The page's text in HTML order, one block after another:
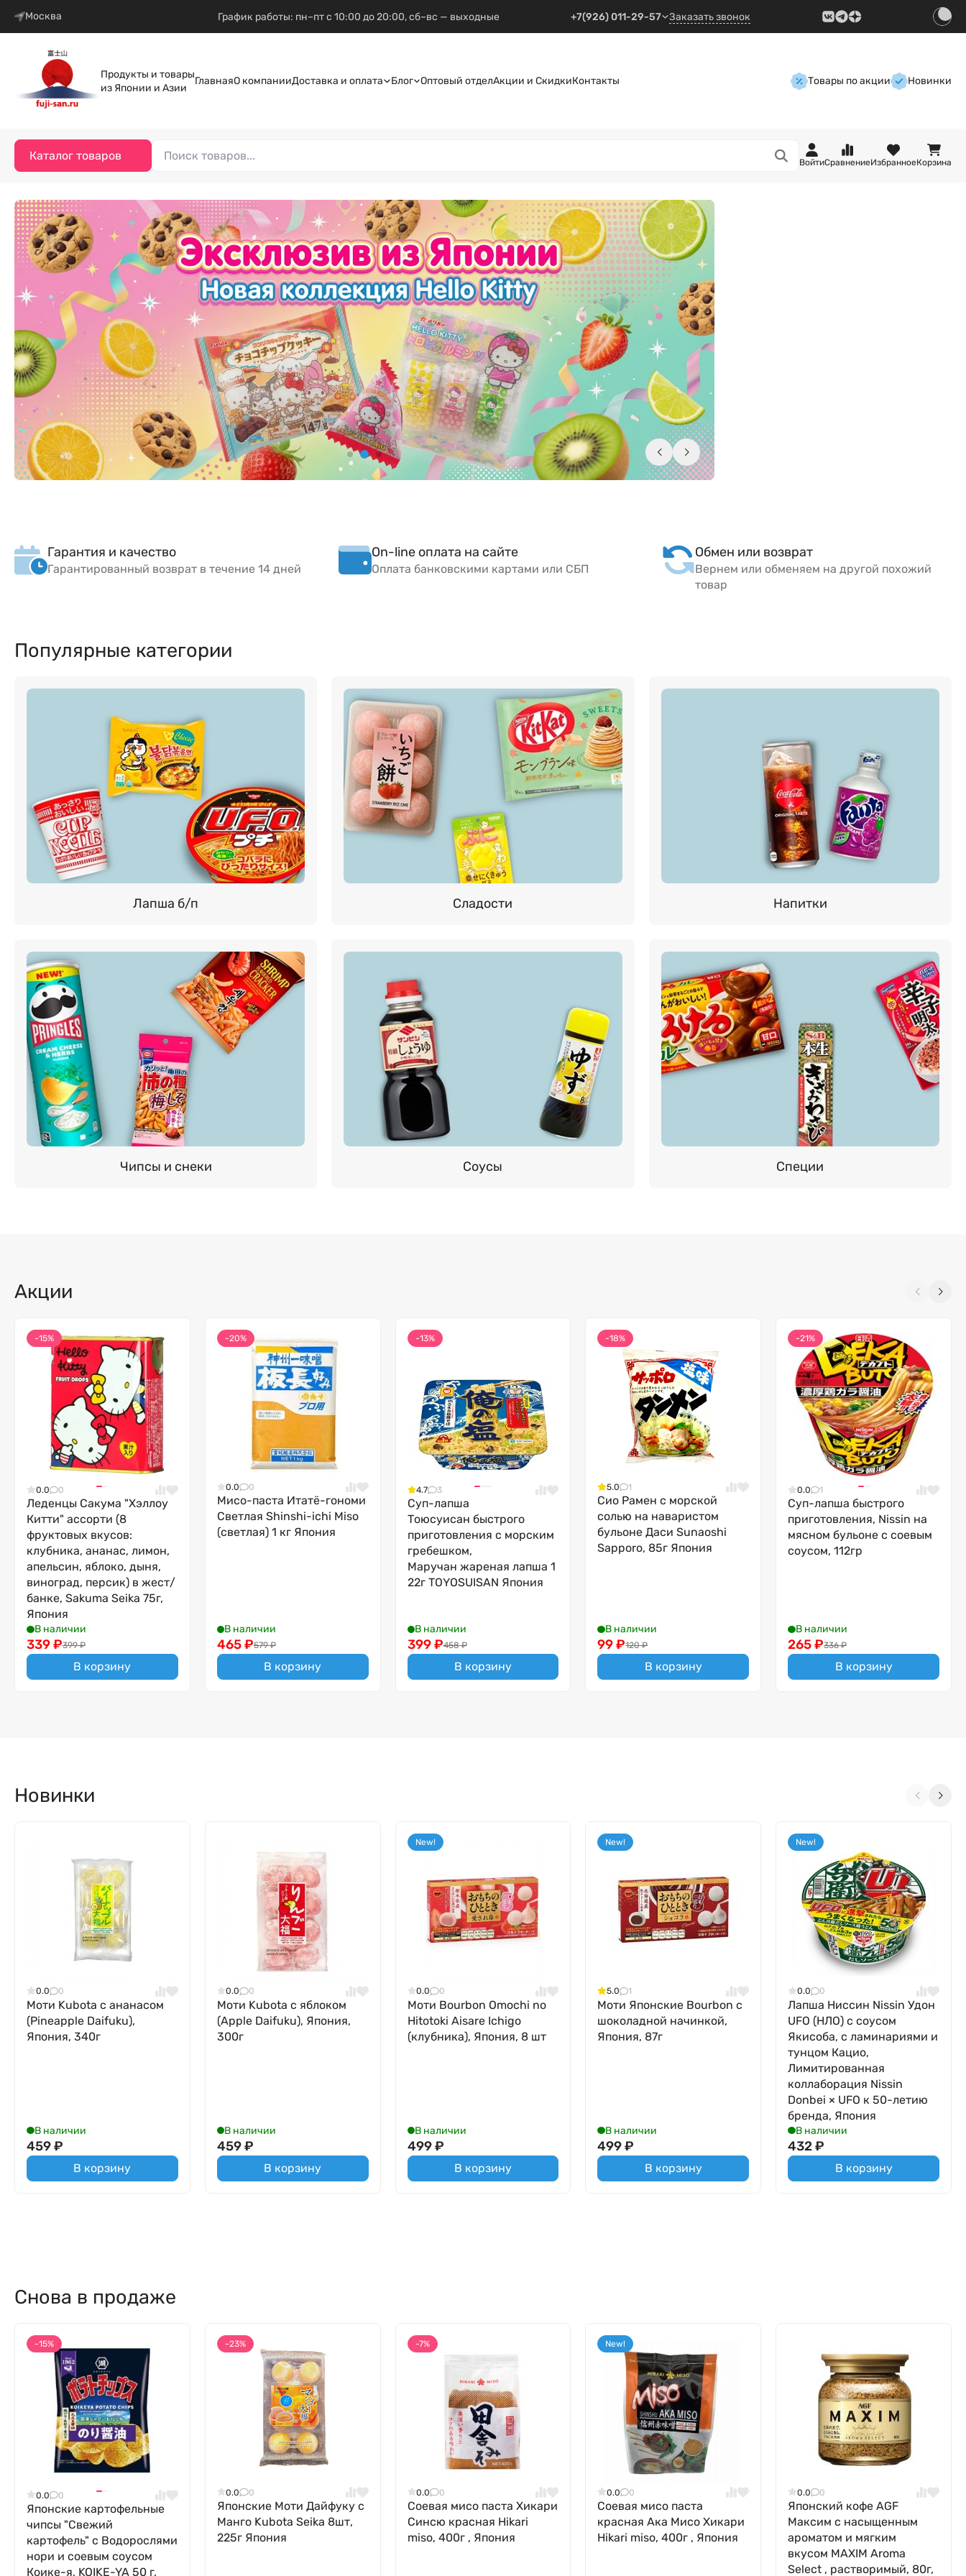
Москва График работы: пн–пт с 10:00 до 20:00, сб–вс — выходные +7(926) 011-29-57 Заказать звонок
Продукты и товары
из Японии и Азии
ГлавнаяО компанииДоставка и оплата Блог Оптовый отделАкции и СкидкиКонтакты Товары по акции Новинки
Каталог товаров
ВойтиСравнениеИзбранноеКорзина
Гарантия и качество
Гарантированный возврат в течение 14 дней
On-line оплата на сайте
Оплата банковскими картами или СБП
Обмен или возврат
Вернем или обменяем на другой похожий
товар
Популярные категории
Лапша б/п Сладости Напитки
Чипсы и снеки Соусы Специи
Акции
-15%
0.0 0
Леденцы Сакума "Хэллоу
Китти" ассорти (8
фруктовых вкусов:
клубника, ананас, лимон,
апельсин, яблоко, дыня,
виноград, персик) в жест/
банке, Sakuma Seika 75г,
Япония
В наличии
399 ₽
339₽
В корзину
-20%
0.0 0
Мисо-паста Итатё-гономи
Светлая Shinshi-ichi Miso
(светлая) 1 кг Япония
В наличии
579 ₽
465₽
В корзину
-13%
4.7 3
Суп-лапша
Тоюсуисан быстрого
приготовления с морским
гребешком,
Маручан жареная лапша 1
22г TOYOSUISAN Япония
В наличии
458 ₽
399 ₽
В корзину
-18%
5.0 1
Сио Рамен с морской
солью на наваристом
бульоне Даси Sunaoshi
Sapporo, 85г Япония
В наличии
120 ₽
99₽
В корзину
-21%
0.0 1
Суп-лапша быстрого
приготовления, Nissin на
мясном бульоне с соевым
соусом, 112гр
В наличии
336 ₽
265₽
В корзину
Новинки
0.0 0
Моти Kubota с ананасом
(Pineapple Daifuku),
Япония, 340г
В наличии
459₽
В корзину
0.0 0
Моти Kubota с яблоком
(Apple Daifuku), Япония,
300г
В наличии
459₽
В корзину
New!
0.0 0
Моти Bourbon Omochi no
Hitotoki Aisare Ichigo
(клубника), Япония, 8 шт
В наличии
499 ₽
В корзину
New!
5.0 1
Моти Японские Bourbon с
шоколадной начинкой,
Япония, 87г
В наличии
499₽
В корзину
New!
0.0 0
Лапша Ниссин Nissin Удон
UFO (НЛО) с соусом
Якисоба, с ламинариями и
тунцом Кацио,
Лимитированная
коллаборация Nissin
Donbei × UFO к 50-летию
бренда, Япония
В наличии
432₽
В корзину
Снова в продаже
-15%
0.0 0
Японские картофельные
чипсы "Свежий
картофель" с Водорослями
нори и соевым соусом
Коике-я, KOIKE-YA 50 г,
-23%
0.0 0
Японские Моти Дайфуку с
Манго Kubota Seika 8шт,
225г Япония
-7%
0.0 0
Соевая мисо паста Хикари
Синсю красная Hikari
miso, 400г , Япония
New!
0.0 0
Соевая мисо паста
красная Ака Мисо Хикари
Hikari miso, 400г , Япония
0.0 0
Японский кофе AGF
Максим с насыщенным
ароматом и мягким
вкусом MAXIM Aroma
Select , растворимый, 80г,